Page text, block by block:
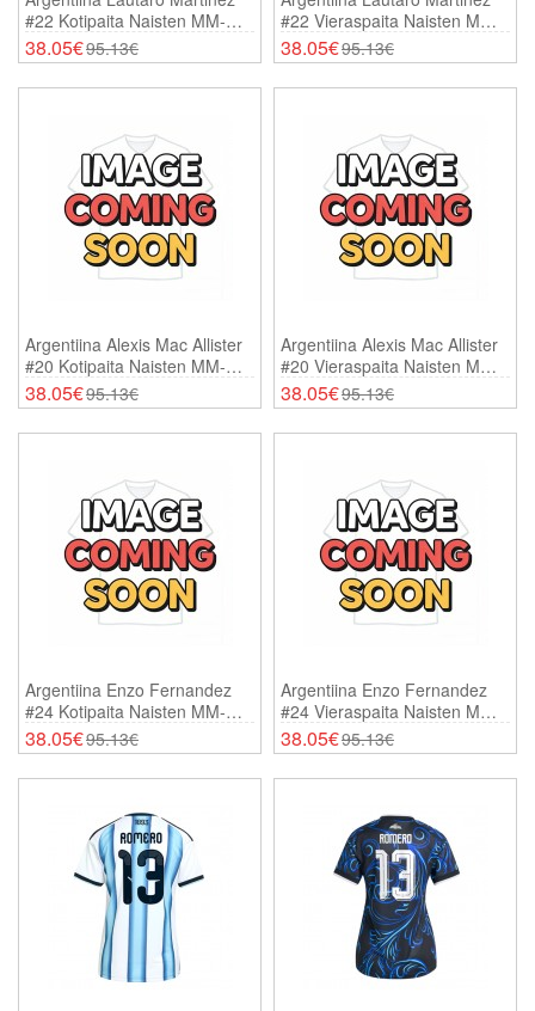
#22 Kotipaita Naisten MM-
Kisat 2026 Lyhythihainen
38.05€95.13€
#22 Vieraspaita Naisten MM-
Kisat 2026 Lyhythihainen
38.05€95.13€
Argentiina Alexis Mac Allister
#20 Kotipaita Naisten MM-
Kisat 2026 Lyhythihainen
38.05€95.13€
Argentiina Alexis Mac Allister
#20 Vieraspaita Naisten MM-
Kisat 2026 Lyhythihainen
38.05€95.13€
Argentiina Enzo Fernandez
#24 Kotipaita Naisten MM-
Kisat 2026 Lyhythihainen
38.05€95.13€
Argentiina Enzo Fernandez
#24 Vieraspaita Naisten MM-
Kisat 2026 Lyhythihainen
38.05€95.13€